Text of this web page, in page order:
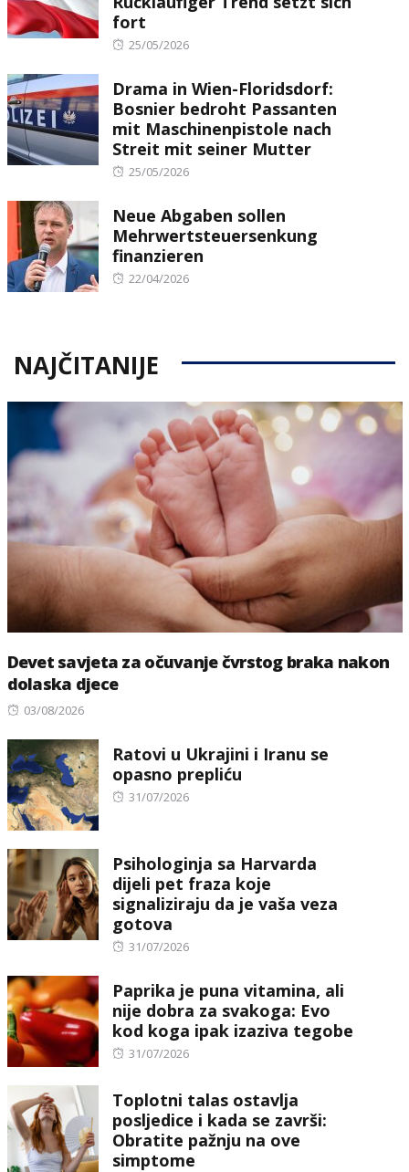
fort
Posted
25/05/2026
Drama in Wien-Floridsdorf:
Bosnier bedroht Passanten
mit Maschinenpistole nach
Streit mit seiner Mutter
Posted
25/05/2026
Neue Abgaben sollen
Mehrwertsteuersenkung
finanzieren
Posted
22/04/2026
NAJČITANIJE
Devet savjeta za očuvanje čvrstog braka nakon
dolaska djece
Posted
03/08/2026
Ratovi u Ukrajini i Iranu se
opasno prepliću
Posted
31/07/2026
Psihologinja sa Harvarda
dijeli pet fraza koje
signaliziraju da je vaša veza
gotova
Posted
31/07/2026
Paprika je puna vitamina, ali
nije dobra za svakoga: Evo
kod koga ipak izaziva tegobe
Posted
31/07/2026
Toplotni talas ostavlja
posljedice i kada se završi:
Obratite pažnju na ove
simptome